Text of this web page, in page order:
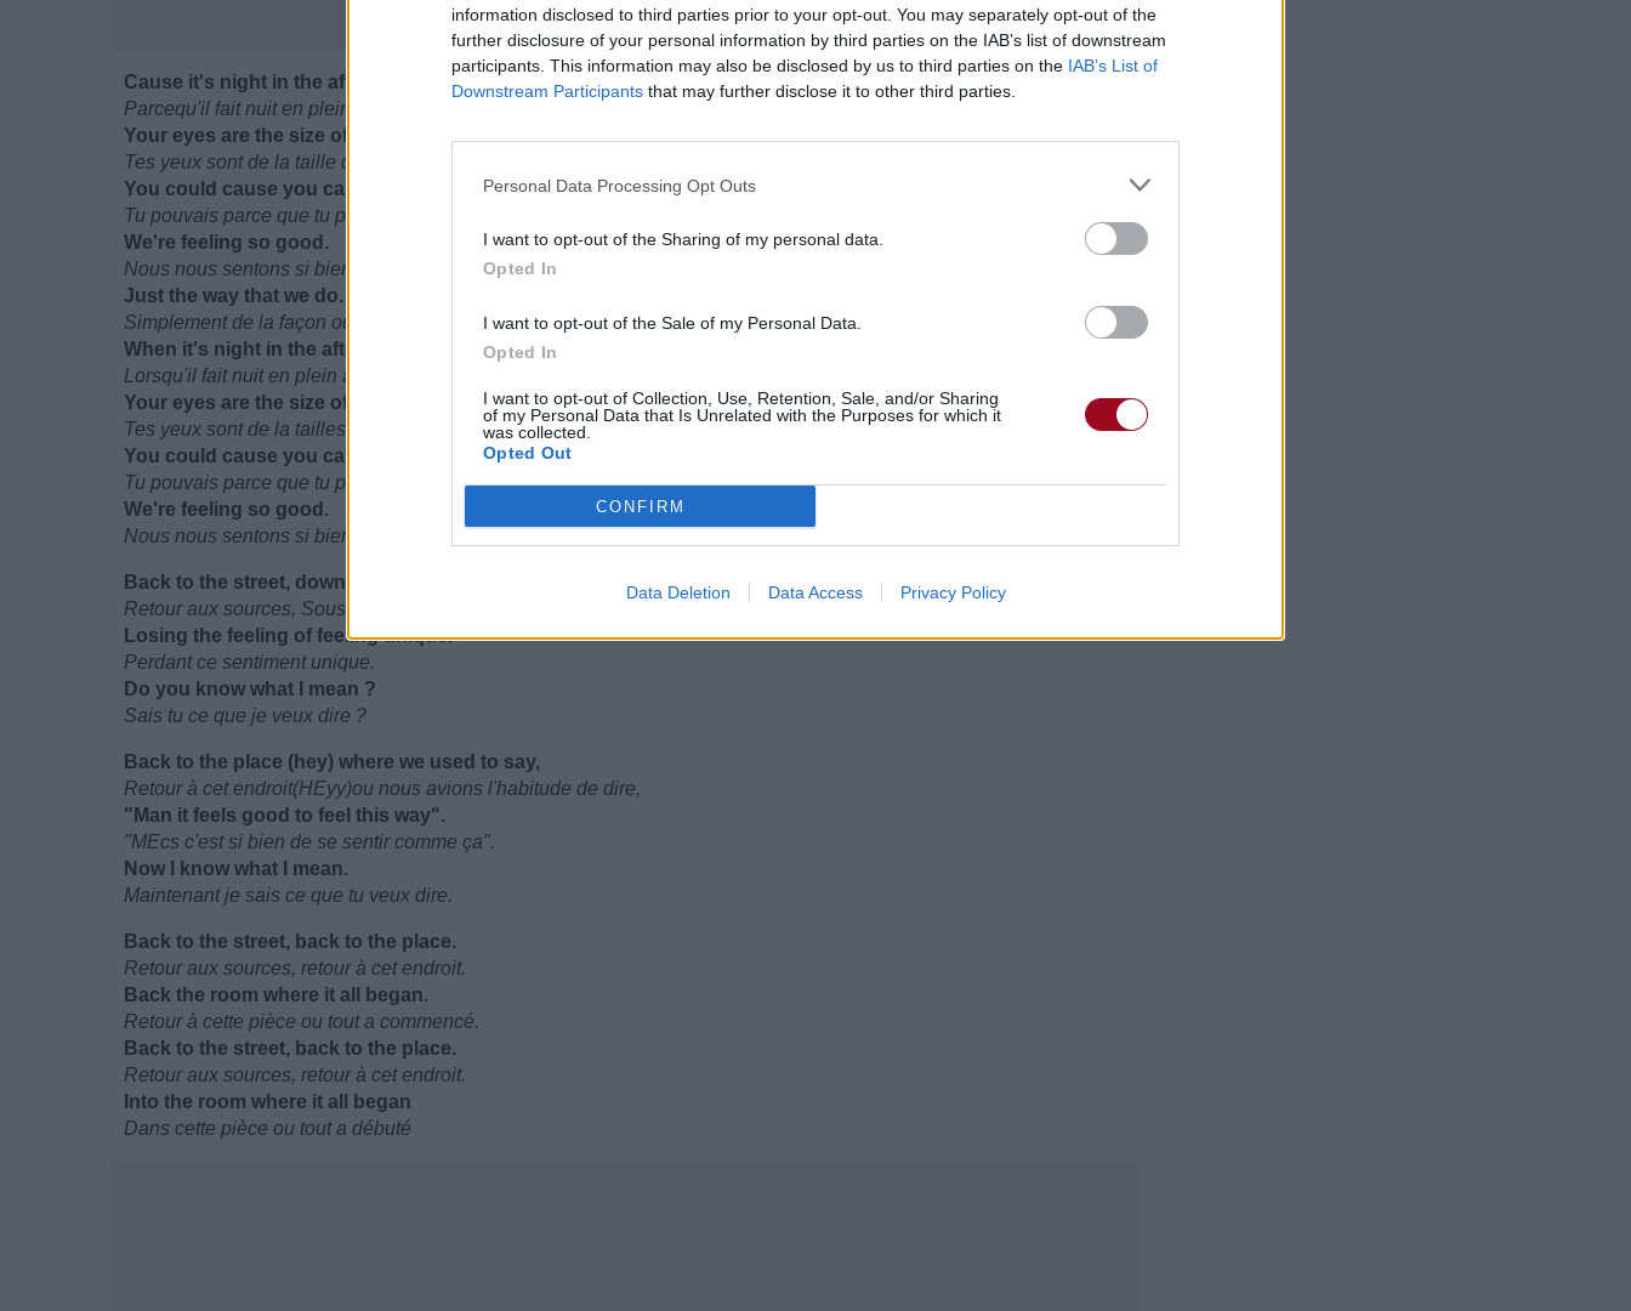
information disclosed to third parties prior to your opt-out. You may separately opt-out of the
further disclosure of your personal information by third parties on the IAB’s list of downstream
participants. This information may also be disclosed by us to third parties on the IAB’s List of
Downstream Participants that may further disclose it to other third parties.
Personal Data Processing Opt Outs
I want to opt-out of the Sharing of my personal data.
Opted In
I want to opt-out of the Sale of my Personal Data.
Opted In
I want to opt-out of Collection, Use, Retention, Sale, and/or Sharing
of my Personal Data that Is Unrelated with the Purposes for which it
was collected.
Opted Out
CONFIRM
Data Deletion Data Access Privacy Policy
Cause it's night in the afternoon.
Parcequ'il fait nuit en plein après-midi.
Your eyes are the size of the moon.
Tes yeux sont de la taille de la lune.
You could cause you can so you do.
Tu pouvais parce que tu peux alors tu le fais
We're feeling so good.
Nous nous sentons si bien.
Just the way that we do.
Simplement de la façon ou nous le faisons.
When it's night in the afternoon.
Lorsqu'il fait nuit en plein après-midi
Your eyes are the size of the moon.
Tes yeux sont de la tailles de la lune.
You could cause you can so you do.
Tu pouvais parce que tu peux alors tu le fais.
We're feeling so good.
Nous nous sentons si bien.
Back to the street, down to our feet.
Retour aux sources, Sous nos pieds
Losing the feeling of feeling unique.
Perdant ce sentiment unique.
Do you know what I mean ?
Sais tu ce que je veux dire ?
Back to the place (hey) where we used to say,
Retour à cet endroit(HEyy)ou nous avions l'habitude de dire,
"Man it feels good to feel this way".
"MEcs c'est si bien de se sentir comme ça".
Now I know what I mean.
Maintenant je sais ce que tu veux dire.
Back to the street, back to the place.
Retour aux sources, retour à cet endroit.
Back the room where it all began.
Retour à cette pièce ou tout a commencé.
Back to the street, back to the place.
Retour aux sources, retour à cet endroit.
Into the room where it all began
Dans cette pièce ou tout a débuté